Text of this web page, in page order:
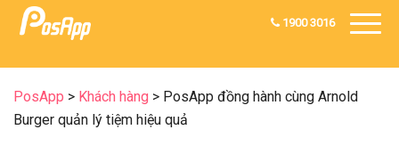
1900 3016
PosApp > Khách hàng > PosApp đồng hành cùng Arnold
Burger quản lý tiệm hiệu quả